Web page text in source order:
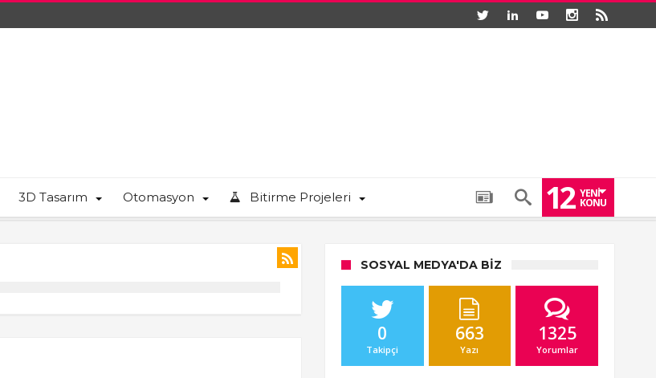
3D Tasarım Otomasyon Bitirme Projeleri 12 YENI
KONU
SOSYAL MEDYA'DA BIZ
0
Takipçi
663
Yazı
1325
Yorumlar